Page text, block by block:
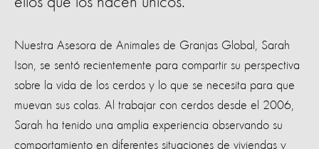
Nuestra Asesora de Animales de Granjas Global, Sarah
Ison, se sentó recientemente para compartir su perspectiva
sobre la vida de los cerdos y lo que se necesita para que
muevan sus colas. Al trabajar con cerdos desde el 2006,
Sarah ha tenido una amplia experiencia observando su
comportamiento en diferentes situaciones de viviendas y